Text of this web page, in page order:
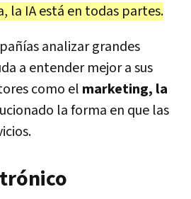
la IA está en todas partes.
analizar grandes
a entender mejor a sus
como el marketing, la
la forma en que las